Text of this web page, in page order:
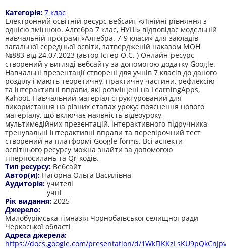
Категорія: 7 клас
Електронний освітній ресурс вебсайт «Лінійні рівняння з
однією змінною. Алгебра 7 клас, НУШ» відповідає модельній
навчальній програмі «Алгебра. 7-9 класи» для закладів
загальної середньої освіти, затвердженій наказом МОН
№883 від 24.07.2023 (автор Істер О.С. ) Онлайн-ресурс
створений у вигляді вебсайту за допомогою додатку Google.
Навчальні презентації створені для учнів 7 класів до даного
розділу і мають теоретичну, практичну частини, рефлексію
та інтерактивні вправи, які розміщені на LearningApps,
Kahoot. Навчальний матеріал структурований для
використання на різних етапах уроку: пояснення нового
матеріалу, що включає наявність відеоуроку,
мультимедійних презентацій, інтерактивного підручника,
тренувальні інтерактивні вправи та перевірочний тест
створений на платформі Google forms. Всі аспекти
освітнього ресурсу можна знайти за допомогою
гіперпосилань та Qr-кодів.
Тип ресурсу: Вебсайт
Автор(и): Нагорна Ольга Василівна
Аудиторія: учителі
учні
Рік видання: 2025
Джерело:
Малобурімська гімназія Чорнобаївської селищної ради
Черкаської області
Адреса джерела:
https://docs.google.com/presentation/d/